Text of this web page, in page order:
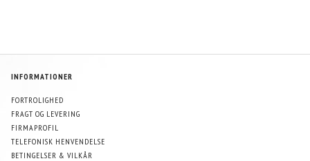
INFORMATIONER
FORTROLIGHED
FRAGT OG LEVERING
FIRMAPROFIL
TELEFONISK HENVENDELSE
BETINGELSER & VILKÅR